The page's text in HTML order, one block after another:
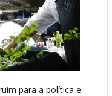
para a política e